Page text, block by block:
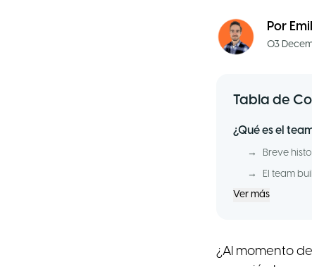
Por
03
Tabla de
¿Qué es el
→
Breve
→
El team
Ver más
¿Al momento